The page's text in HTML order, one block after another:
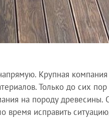
Крупная
Только до сих
на породу древесины.
исправить